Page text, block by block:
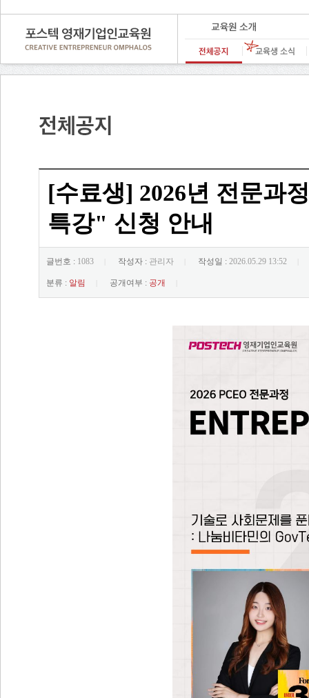
[수료생] 2026년 전문과
특강" 신청 안내
글번호 : 1083 작성자 : 관리자 작성일 : 2026.05.29 13:52
분류 : 알림 공개여부 : 공개